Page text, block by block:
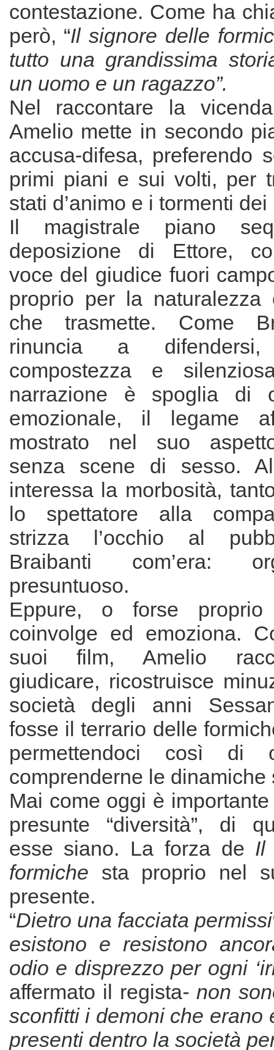
contestazione. Come ha
però, “Il signore delle
tutto una grandissima
un uomo e un ragazzo”.
Nel raccontare la
Amelio mette in secondo
accusa-difesa, preferendo
primi piani e sui volti, per
stati d’animo e i tormenti
Il magistrale piano
deposizione di Ettore,
voce del giudice fuori
proprio per la
che trasmette. Come
rinuncia a difendersi,
compostezza e
narrazione è spoglia di
emozionale, il legame
mostrato nel suo
senza scene di sesso.
interessa la morbosità,
lo spettatore alla
strizza l’occhio al
Braibanti com’era:
presuntuoso.
Eppure, o forse
coinvolge ed emoziona.
suoi film, Amelio
giudicare, ricostruisce
società degli anni
fosse il terrario delle
permettendoci così di
comprenderne le
Mai come oggi è
presunte “diversità”, di
esse siano. La forza de Il
formiche sta proprio nel
presente.
“Dietro una facciata
esistono e resistono
odio e disprezzo per ogni
affermato il regista- non
sconfitti i demoni che erano
presenti dentro la società